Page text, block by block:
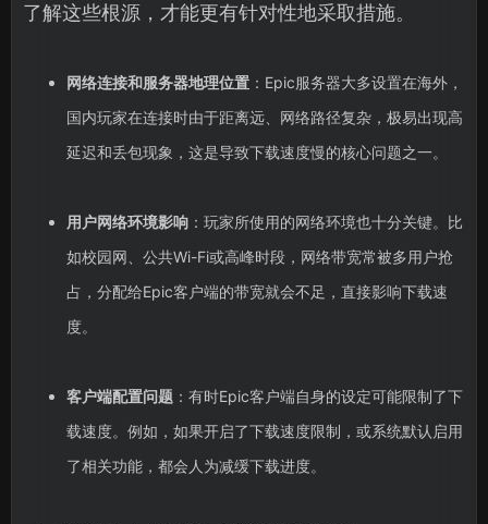
了解这些根源，才能更有针对性地采取措施。
网络连接和服务器地理位置：Epic服务器大多设置在海外，
国内玩家在连接时由于距离远、网络路径复杂，极易出现高
延迟和丢包现象，这是导致下载速度慢的核心问题之一。
用户网络环境影响：玩家所使用的网络环境也十分关键。比
如校园网、公共Wi-Fi或高峰时段，网络带宽常被多用户抢
占，分配给Epic客户端的带宽就会不足，直接影响下载速
度。
客户端配置问题：有时Epic客户端自身的设定可能限制了下
载速度。例如，如果开启了下载速度限制，或系统默认启用
了相关功能，都会人为减缓下载进度。